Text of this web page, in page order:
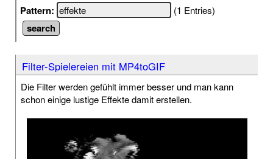
Pattern:
(1 Entries)
Filter-Spielereien mit MP4toGIF
Die Filter werden gefühlt immer besser und man kann
schon einige lustige Effekte damit erstellen.